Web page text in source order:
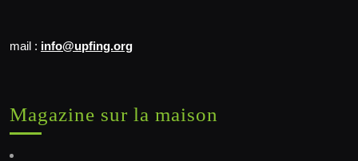
mail : info@upfing.org
Magazine sur la maison